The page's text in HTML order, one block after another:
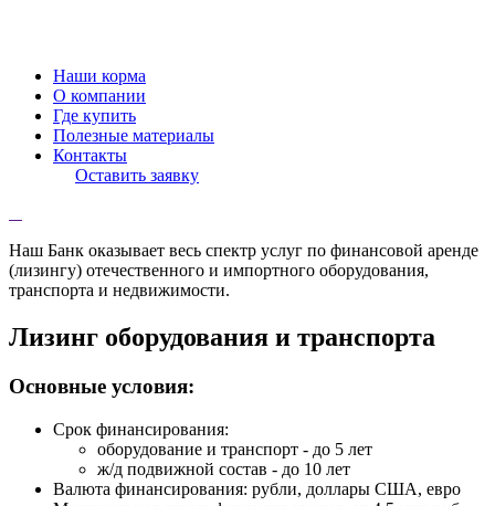
Наши корма
О компании
Где купить
Полезные материалы
Контакты
Оставить заявку
Наш Банк оказывает весь спектр услуг по финансовой аренде
(лизингу) отечественного и импортного оборудования,
транспорта и недвижимости.
Лизинг оборудования и транспорта
Основные условия:
Срок финансирования:
оборудование и транспорт - до 5 лет
ж/д подвижной состав - до 10 лет
Валюта финансирования: рубли, доллары США, евро